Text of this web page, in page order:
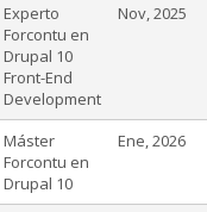
Experto
Forcontu en
Drupal 10
Front-End
Development
Nov, 2025
Máster
Forcontu en
Drupal 10
Ene, 2026